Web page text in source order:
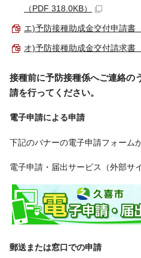
（PDF 318.0KB）
エ)予防接種助成金交付申請書
オ)予防接種助成金交付請求書
接種前に予防接種係へご連絡の
請を行ってください。
電子申請による申請
下記のバナーの電子申請フォーム
電子申請・届出サービス（外部サイ
郵送または窓口での申請